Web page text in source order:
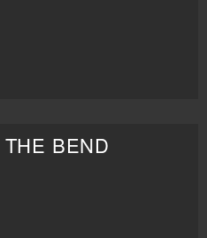
BEND